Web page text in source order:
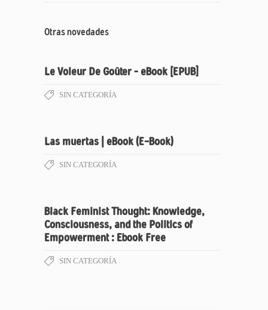
Otras novedades
Le Voleur De Goûter – eBook [EPUB]
SIN CATEGORÍA
Las muertas | eBook (E-Book)
SIN CATEGORÍA
Black Feminist Thought: Knowledge,
Consciousness, and the Politics of
Empowerment : Ebook Free
SIN CATEGORÍA